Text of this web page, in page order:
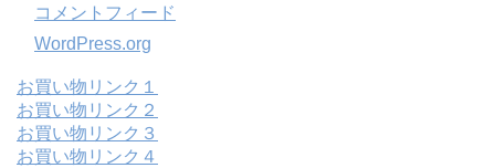
コメントフィード
WordPress.org
お買い物リンク１
お買い物リンク２
お買い物リンク３
お買い物リンク４